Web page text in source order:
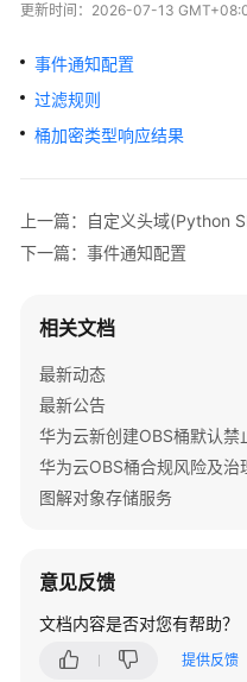
态
服
务
产
品
绍
计
费
说
快
门
更新时间： 2026-07-13
事件通知配置
过滤规则
桶加密类型响应结果
上一篇：自定义头域(Python
下一篇：事件通知配置
相关文档
最新动态
最新公告
华为云OBS桶合规风险及治
图解对象存储服务
意见反馈
文档内容是否对您有帮助？
提供反馈